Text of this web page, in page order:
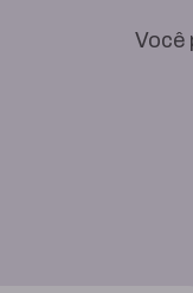
Você